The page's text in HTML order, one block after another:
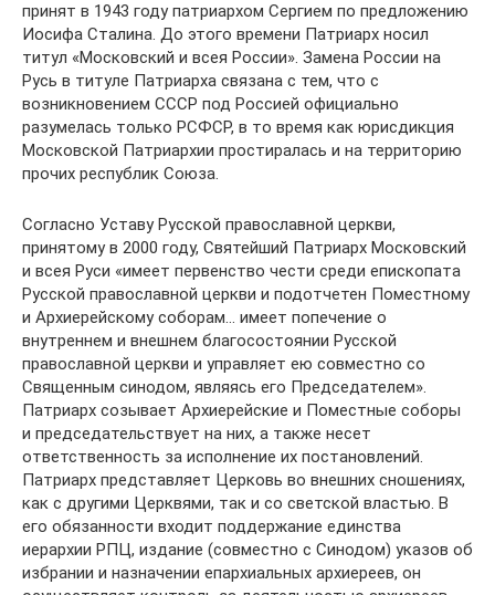
принят в 1943 году патриархом Сергием по предложению
Иосифа Сталина. До этого времени Патриарх носил
титул «Московский и всея России». Замена России на
Русь в титуле Патриарха связана с тем, что с
возникновением СССР под Россией официально
разумелась только РСФСР, в то время как юрисдикция
Московской Патриархии простиралась и на территорию
прочих республик Союза.
Согласно Уставу Русской православной церкви,
принятому в 2000 году, Святейший Патриарх Московский
и всея Руси «имеет первенство чести среди епископата
Русской православной церкви и подотчетен Поместному
и Архиерейскому соборам… имеет попечение о
внутреннем и внешнем благосостоянии Русской
православной церкви и управляет ею совместно со
Священным синодом, являясь его Председателем».
Патриарх созывает Архиерейские и Поместные соборы
и председательствует на них, а также несет
ответственность за исполнение их постановлений.
Патриарх представляет Церковь во внешних сношениях,
как с другими Церквями, так и со светской властью. В
его обязанности входит поддержание единства
иерархии РПЦ, издание (совместно с Синодом) указов об
избрании и назначении епархиальных архиереев, он